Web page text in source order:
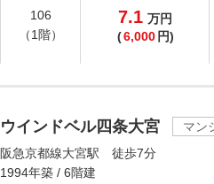
106
（1階）
7.1 万円
(6,000 円)
ウインドベル四条大宮
マン
阪急京都線大宮駅 徒歩7分
1994年築 / 6階建